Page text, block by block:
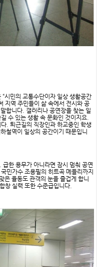
시민의 교통수단이자 일상 생활공간
지역 주민들이 삶 속에서 전시와 공
합니다. 갤러리나 공연장을 찾는 일
수 있는 생활 속 문화인 것이지요.
. 퇴근길의 직장인과 하교중인 학생
철역이 일상의 공간이기 때문입니
한 용무가 아니라면 잠시 멈춰 공연
민가수 조용필의 히트곡 메들리까지
은 율동도 관객의 눈을 즐겁게 합니
창 실력 또한 수준급입니다.